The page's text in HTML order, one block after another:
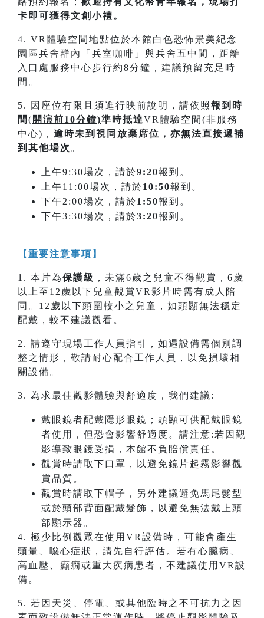
卡即可獲得文創小禮。
4. VR體驗空間地點位於本館白色恐怖景美紀念
園區兵舍群內「兵室咖啡」與兵舍五中間，距離
入口處服務中心步行約8分鐘，建議預留充足時
間。
5. 因座位有限且須進行映前說明，請依照報到時
間 ( 開演前10分鐘)準時抵達VR體驗空間(非服務
中心)， 逾時未到視同放棄席位，亦無法直接遞補
到其他場次 。
上午9:30場次，請於9:20報到。
上午11:00場次，請於10:50報到。
下午2:00場次，請於1:50報到。
下午3:30場次，請於3:20報到。
【重要注意事項】
1. 本片為保護級 ，未滿6歲之兒童不得觀賞，6歲
以上至12歲以下兒童觀賞VR影片時需有成人陪
同。12歲以下頭圍較小之兒童，如頭顯無法穩定
配戴，較不建議觀看。
2. 請遵守現場工作人員指引，如遇設備需個別調
整之情形，敬請耐心配合工作人員，以免損壞相
關設備。
3. 為求最佳觀影體驗與舒適度，我們建議:
戴眼鏡者配戴隱形眼鏡；頭顯可供配戴眼鏡
者使用，但恐會影響舒適度。請注意:若因觀
影導致眼鏡受損，本館不負賠償責任。
觀賞時請取下口罩，以避免鏡片起霧影響觀
賞品質。
觀賞時請取下帽子，另外建議避免馬尾髮型
或於頭部背面配戴髮飾，以避免無法戴上頭
部顯示器。
4. 極少比例觀眾在使用VR設備時，可能會產生
頭暈、噁心症狀，請先自行評估。若有心臟病、
高血壓、癲癇或重大疾病患者，不建議使用VR設
備。
5. 若因天災、停電、或其他臨時之不可抗力之因